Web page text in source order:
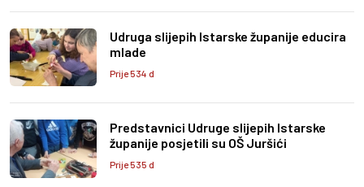
Udruga slijepih Istarske županije educira
mlade
Prije 534 d
Predstavnici Udruge slijepih Istarske
županije posjetili su OŠ Juršići
Prije 535 d